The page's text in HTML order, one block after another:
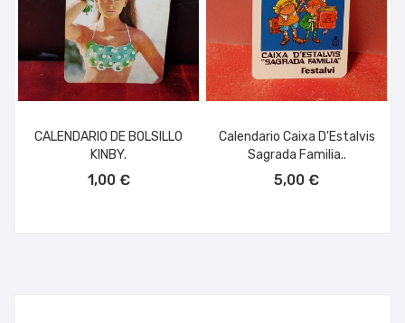
CALENDARIO DE BOLSILLO
KINBY.
1,00 €
Calendario Caixa D'Estalvis
Sagrada Familia..
5,00 €